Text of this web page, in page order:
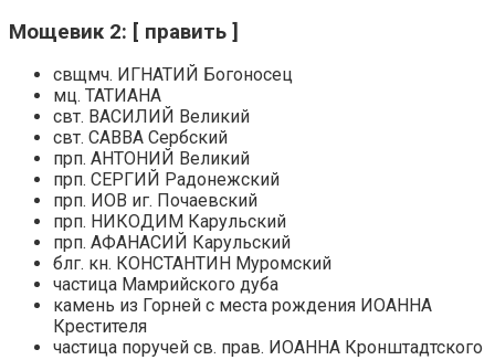
Мощевик 2: [ править ]
свщмч. ИГНАТИЙ Богоносец
мц. ТАТИАНА
свт. ВАСИЛИЙ Великий
свт. САВВА Сербский
прп. АНТОНИЙ Великий
прп. СЕРГИЙ Радонежский
прп. ИОВ иг. Почаевский
прп. НИКОДИМ Карульский
прп. АФАНАСИЙ Карульский
блг. кн. КОНСТАНТИН Муромский
частица Мамрийского дуба
камень из Горней с места рождения ИОАННА
Крестителя
частица поручей св. прав. ИОАННА Кронштадтского